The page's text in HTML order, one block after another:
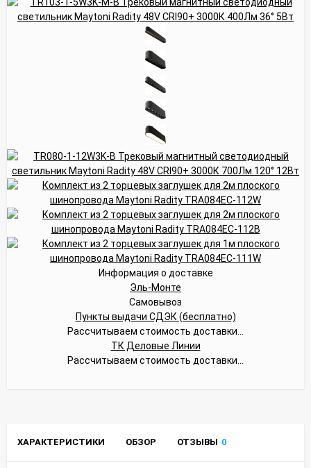
Информация о доставке
Эль-Монте
Самовывоз
Пункты выдачи СДЭК (бесплатно)
Рассчитываем стоимость доставки...
ТК Деловые Линии
Рассчитываем стоимость доставки...
ХАРАКТЕРИСТИКИ ОБЗОР ОТЗЫВЫ 0